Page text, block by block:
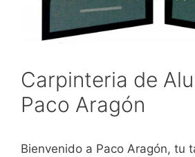
Carpinteria de
Paco Aragón
Bienvenido a Paco Aragón, tu